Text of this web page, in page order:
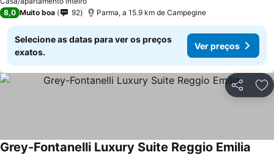
8,0 Muito boa 92 Parma, a 15.9 km de Campegine
Selecione as datas para ver os preços
exatos.
Ver preços
Partilhar
Grey-Fontanelli Luxury Suite Reggio Emilia